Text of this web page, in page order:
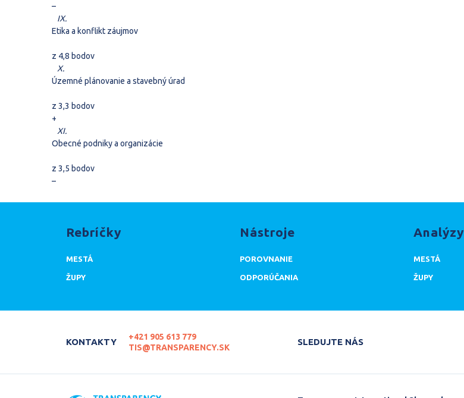
–
IX.
Etika a konflikt záujmov
z 4,8 bodov
X.
Územné plánovanie a stavebný úrad
z 3,3 bodov
+
XI.
Obecné podniky a organizácie
z 3,5 bodov
–
Rebríčky
MESTÁ
ŽUPY
Nástroje
POROVNANIE
ODPORÚČANIA
Analýzy
MESTÁ
ŽUPY
KONTAKTY
+421 905 613 779
TIS@TRANSPARENCY.SK
SLEDUJTE NÁS